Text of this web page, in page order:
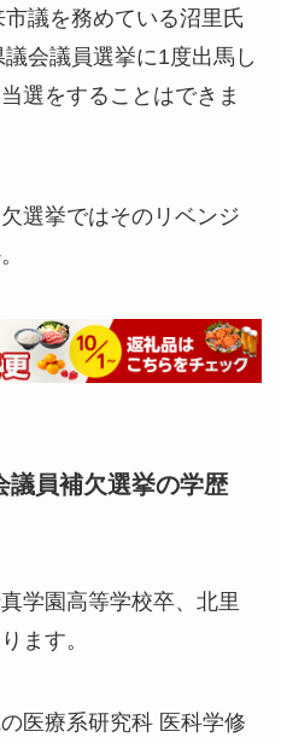
議を務めている沼里氏
会議員選挙に1度出馬し
選をすることはできま
選挙ではそのリベンジ
議員補欠選挙の学歴
学園高等学校卒、 北里
ます。
の医療系研究科 医科学修